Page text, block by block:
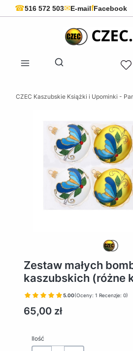
☎516 572 503✉E-mailfFacebook
Otwórz wyszukiwarkę
CZEC Kaszubskie Książki i Upominki -
Zestaw małych
kaszubskich (różne
5.00(Oceny: 1 Recenzje: 0)
Cena
65,00 zł
Ilość